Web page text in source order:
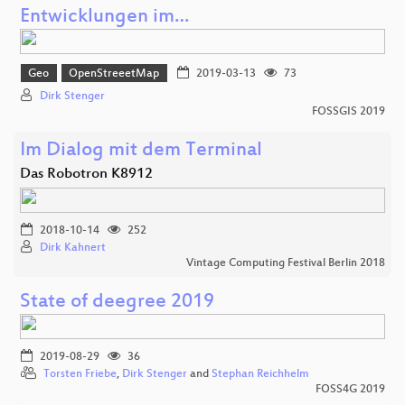
Entwicklungen im…
Geo OpenStreeetMap 2019-03-13
73
Dirk Stenger
FOSSGIS 2019
Im Dialog mit dem Terminal
Das Robotron K8912
2018-10-14
252
Dirk Kahnert
Vintage Computing Festival Berlin 2018
State of deegree 2019
2019-08-29
36
Torsten Friebe, Dirk Stenger and Stephan Reichhelm
FOSS4G 2019